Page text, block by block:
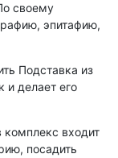
своему
эпитафию,
Подставка из
и делает его
комплекс входит
посадить